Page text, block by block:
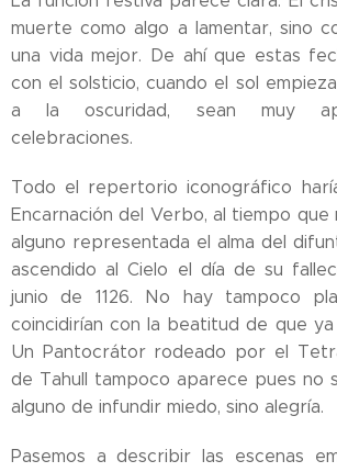
muerte como algo a lamentar, sino
una vida mejor. De ahí que estas
con el solsticio, cuando el sol
a la oscuridad, sean muy
celebraciones.
Todo el repertorio iconográfico
Encarnación del Verbo, al tiempo que
alguno representada el alma del
ascendido al Cielo el día de su
junio de 1126. No hay tampoco
coincidirían con la beatitud de que
Un Pantocrátor rodeado por el
de Tahull tampoco aparece pues no
alguno de infundir miedo, sino alegría.
Pasemos a describir las escenas